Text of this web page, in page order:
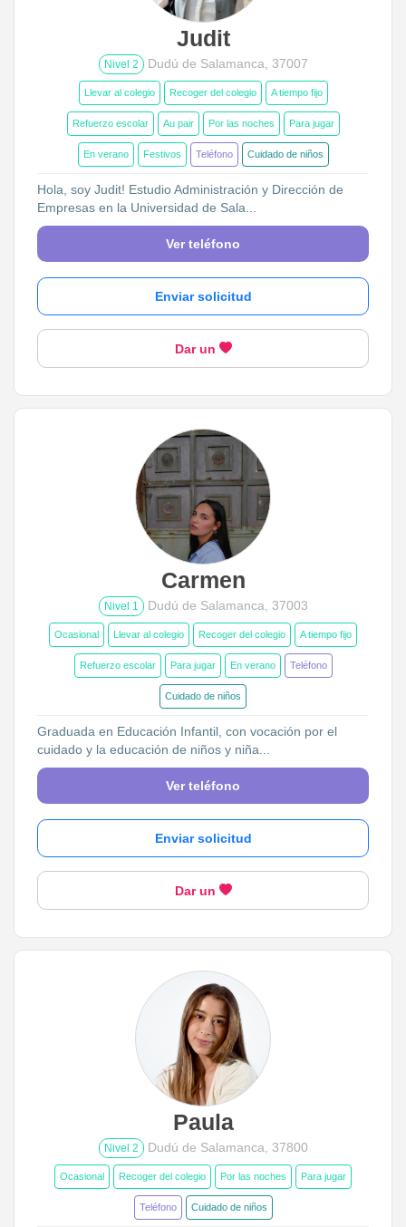
Judit
Nivel 2 Dudú de Salamanca, 37007
Llevar al colegio Recoger del colegio A tiempo fijo
Refuerzo escolar Au pair Por las noches Para jugar
En verano Festivos Teléfono Cuidado de niños
Hola, soy Judit! Estudio Administración y Dirección de
Empresas en la Universidad de Sala...
Ver teléfono
Enviar solicitud
Dar un
Carmen
Nivel 1 Dudú de Salamanca, 37003
Ocasional Llevar al colegio Recoger del colegio A tiempo fijo
Refuerzo escolar Para jugar En verano Teléfono
Cuidado de niños
Graduada en Educación Infantil, con vocación por el
cuidado y la educación de niños y niña...
Ver teléfono
Enviar solicitud
Dar un
Paula
Nivel 2 Dudú de Salamanca, 37800
Ocasional Recoger del colegio Por las noches Para jugar
Teléfono Cuidado de niños